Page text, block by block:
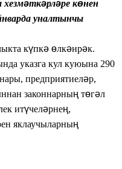
хезмәткәрләре көнен
уналтынчы
күпкә өлкәнрәк.
указга кул куюына 290
предприятиеләр,
законнарның төгәл
итүчеләрнең,
яклаучыларның